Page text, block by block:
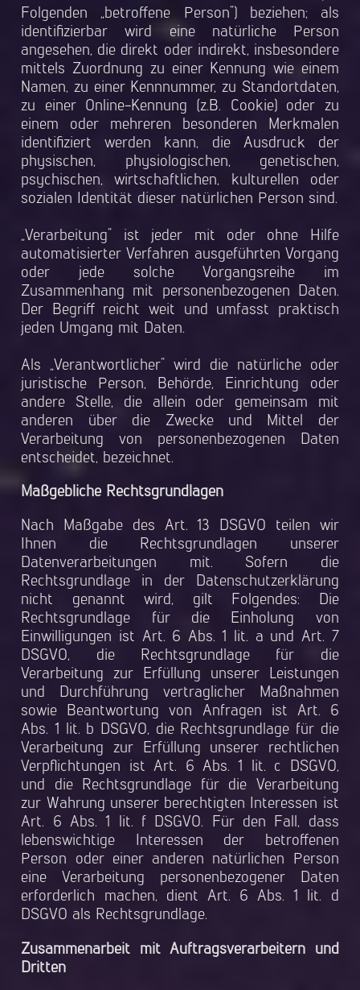
Folgenden „betroffene Person“) beziehen; als
identifizierbar wird eine natürliche Person
angesehen, die direkt oder indirekt, insbesondere
mittels Zuordnung zu einer Kennung wie einem
Namen, zu einer Kennnummer, zu Standortdaten,
zu einer Online-Kennung (z.B. Cookie) oder zu
einem oder mehreren besonderen Merkmalen
identifiziert werden kann, die Ausdruck der
physischen, physiologischen, genetischen,
psychischen, wirtschaftlichen, kulturellen oder
sozialen Identität dieser natürlichen Person sind.
„Verarbeitung“ ist jeder mit oder ohne Hilfe
automatisierter Verfahren ausgeführten Vorgang
oder jede solche Vorgangsreihe im
Zusammenhang mit personenbezogenen Daten.
Der Begriff reicht weit und umfasst praktisch
jeden Umgang mit Daten.
Als „Verantwortlicher“ wird die natürliche oder
juristische Person, Behörde, Einrichtung oder
andere Stelle, die allein oder gemeinsam mit
anderen über die Zwecke und Mittel der
Verarbeitung von personenbezogenen Daten
entscheidet, bezeichnet.
Maßgebliche Rechtsgrundlagen
Nach Maßgabe des Art. 13 DSGVO teilen wir
Ihnen die Rechtsgrundlagen unserer
Datenverarbeitungen mit. Sofern die
Rechtsgrundlage in der Datenschutzerklärung
nicht genannt wird, gilt Folgendes: Die
Rechtsgrundlage für die Einholung von
Einwilligungen ist Art. 6 Abs. 1 lit. a und Art. 7
DSGVO, die Rechtsgrundlage für die
Verarbeitung zur Erfüllung unserer Leistungen
und Durchführung vertraglicher Maßnahmen
sowie Beantwortung von Anfragen ist Art. 6
Abs. 1 lit. b DSGVO, die Rechtsgrundlage für die
Verarbeitung zur Erfüllung unserer rechtlichen
Verpflichtungen ist Art. 6 Abs. 1 lit. c DSGVO,
und die Rechtsgrundlage für die Verarbeitung
zur Wahrung unserer berechtigten Interessen ist
Art. 6 Abs. 1 lit. f DSGVO. Für den Fall, dass
lebenswichtige Interessen der betroffenen
Person oder einer anderen natürlichen Person
eine Verarbeitung personenbezogener Daten
erforderlich machen, dient Art. 6 Abs. 1 lit. d
DSGVO als Rechtsgrundlage.
Zusammenarbeit mit Auftragsverarbeitern und
Dritten